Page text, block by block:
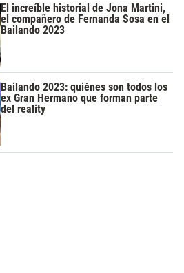
El increíble historial de Jona Martini,
el compañero de Fernanda Sosa en el
Bailando 2023
Bailando 2023: quiénes son todos los
ex Gran Hermano que forman parte
del reality